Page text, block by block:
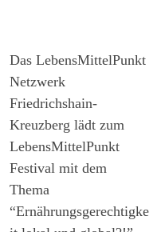
Das LebensMittelPunkt
Netzwerk
Friedrichshain-
Kreuzberg lädt zum
LebensMittelPunkt
Festival mit dem
Thema
“Ernährungsgerechtigke